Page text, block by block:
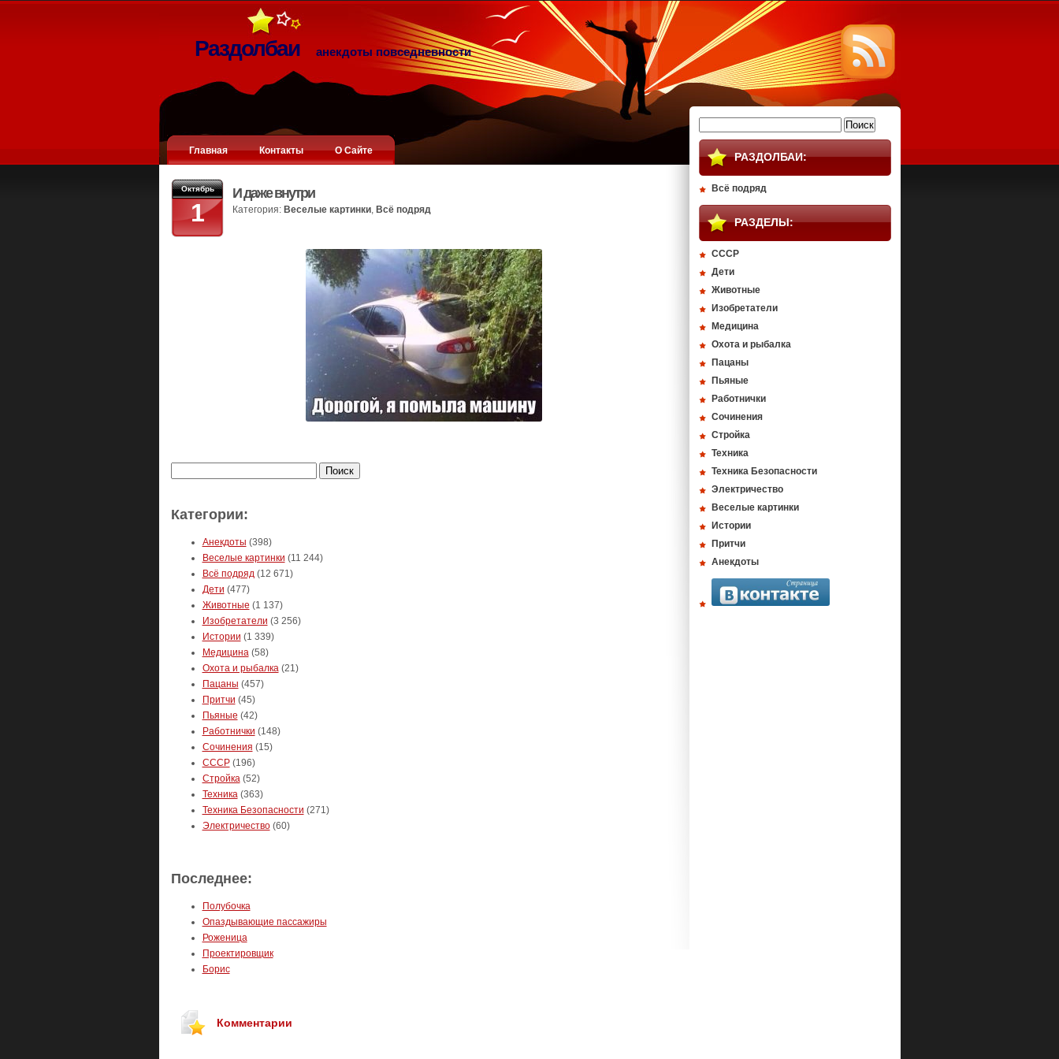
Раздолбаи анекдоты повседневности
Главная Контакты О Сайте
Октябрь
1
И даже внутри
Категория: Веселые картинки, Всё подряд
Категории:
Анекдоты (398)
Веселые картинки (11 244)
Всё подряд(12 671)
Дети (477)
Животные (1 137)
Изобретатели (3 256)
Истории (1 339)
Медицина(58)
Охота и рыбалка(21)
Пацаны (457)
Притчи (45)
Пьяные (42)
Работнички (148)
Сочинения (15)
СССР(196)
Стройка(52)
Техника(363)
Техника Безопасности (271)
Электричество(60)
Последнее:
Полубочка
Опаздывающие пассажиры
Роженица
Проектировщик
Борис
Комментарии
РАЗДОЛБАИ:
Всё подряд
РАЗДЕЛЫ:
СССР
Дети
Животные
Изобретатели
Медицина
Охота и рыбалка
Пацаны
Пьяные
Работнички
Сочинения
Стройка
Техника
Техника Безопасности
Электричество
Веселые картинки
Истории
Притчи
Анекдоты